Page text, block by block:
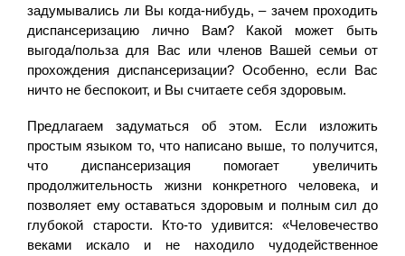
задумывались ли Вы когда-нибудь, – зачем проходить
диспансеризацию лично Вам? Какой может быть
выгода/польза для Вас или членов Вашей семьи от
прохождения диспансеризации? Особенно, если Вас
ничто не беспокоит, и Вы считаете себя здоровым.
Предлагаем задуматься об этом. Если изложить
простым языком то, что написано выше, то получится,
что диспансеризация помогает увеличить
продолжительность жизни конкретного человека, и
позволяет ему оставаться здоровым и полным сил до
глубокой старости. Кто-то удивится: «Человечество
веками искало и не находило чудодейственное